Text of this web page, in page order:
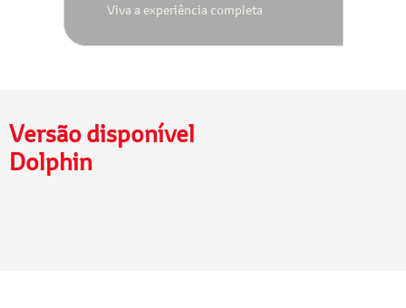
Viva a experiência completa
Versão disponível
Dolphin